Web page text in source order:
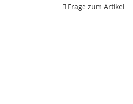
Frage zum Artikel